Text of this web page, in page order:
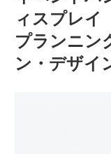
ィスプレイ
プランニン
ン・デザイ